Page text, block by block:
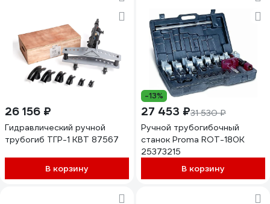
26 156 ₽
Гидравлический ручной
трубогиб ТГР-1 КВТ 87567
В корзину
-13%
27 453 ₽31 530 ₽
Ручной трубогибочный
станок Proma ROT-180К
25373215
В корзину